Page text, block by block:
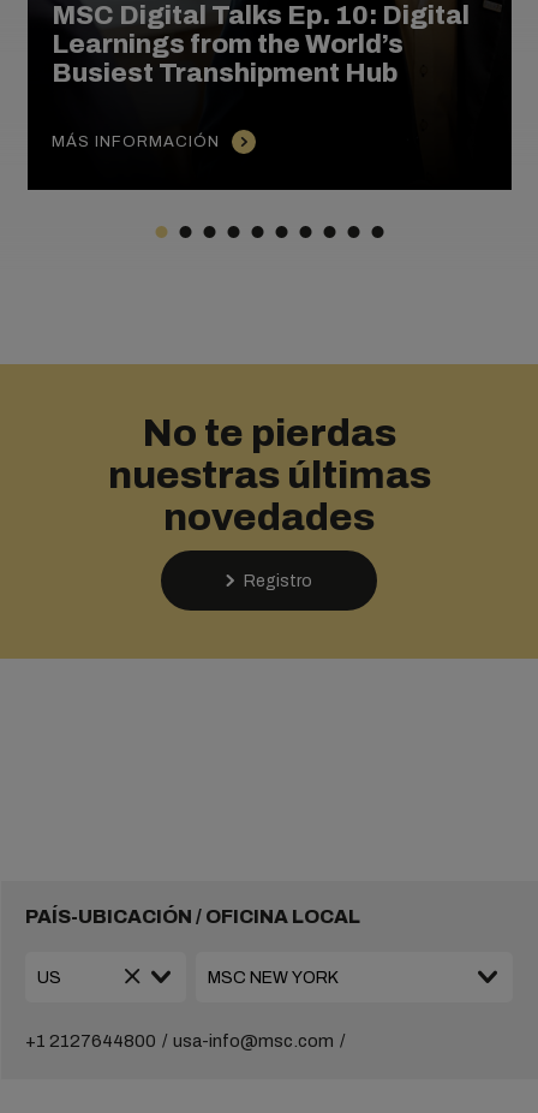
MSC Digital Talks Ep. 10: Digital
Learnings from the World’s
Busiest Transhipment Hub
MÁS INFORMACIÓN
No te pierdas
nuestras últimas
novedades
Registro
PAÍS-UBICACIÓN / OFICINA LOCAL
+1 2127644800 usa-info@msc.com